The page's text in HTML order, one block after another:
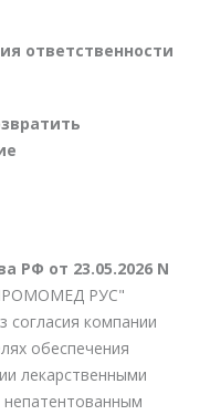
ответственности
РФ от 23.05.2026 N
РУС"
согласия компании
обеспечения
лекарственными